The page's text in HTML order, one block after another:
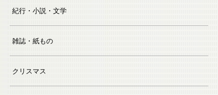
紀行・小説・文学
雑誌・紙もの
クリスマス